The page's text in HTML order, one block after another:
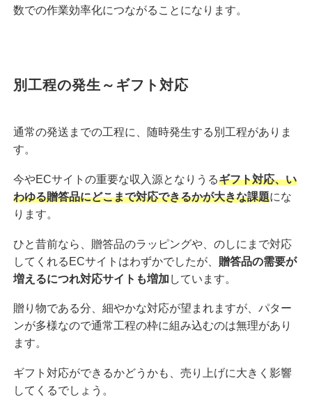
数での作業効率化につながることになります。
別工程の発生～ギフト対応
通常の発送までの工程に、随時発生する別工程がありま
す。
今やECサイトの重要な収入源となりうるギフト対応、い
わゆる贈答品にどこまで対応できるかが大きな課題にな
ります。
ひと昔前なら、贈答品のラッピングや、のしにまで対応
してくれるECサイトはわずかでしたが、 贈答品の需要が
増えるにつれ対応サイトも増加 しています。
贈り物である分、細やかな対応が望まれますが、パター
ンが多様なので通常工程の枠に組み込むのは無理があり
ます。
ギフト対応ができるかどうかも、売り上げに大きく影響
してくるでしょう。